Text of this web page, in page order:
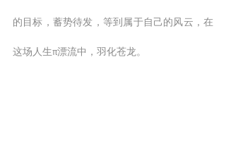
的目标，蓄势待发，等到属于自己的风云，在
这场人生π漂流中，羽化苍龙。